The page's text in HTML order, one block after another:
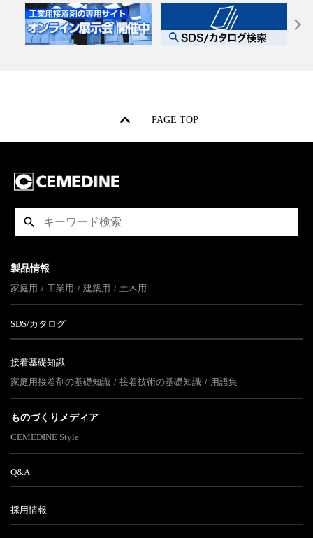
PAGE TOP
製品情報
家庭用
工業用 建築用 土木用
SDS/カタログ
接着基礎知識
家庭用接着剤の基礎知識
接着技術の基礎知識 用語集
ものづくりメディア
CEMEDINE Style
Q&A
採用情報